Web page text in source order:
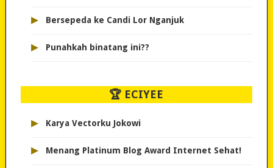
▸ Bersepeda ke Candi Lor Nganjuk
▸ Punahkah binatang ini??
🏆 ECIYEE
▸ Karya Vectorku Jokowi
▸ Menang Platinum Blog Award Internet Sehat!